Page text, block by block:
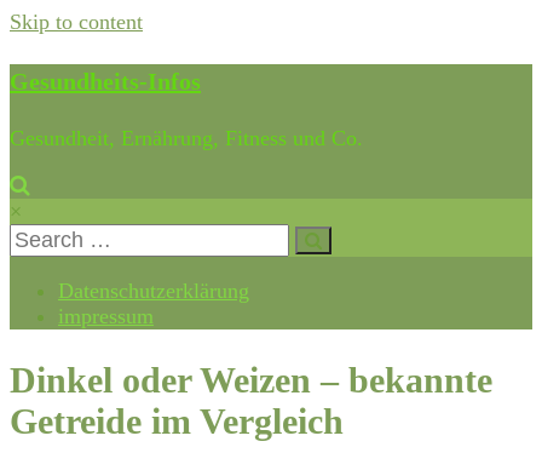
Skip to content
Gesundheits-Infos
Gesundheit, Ernährung, Fitness und Co.
×
Datenschutzerklärung
impressum
Dinkel oder Weizen – bekannte
Getreide im Vergleich